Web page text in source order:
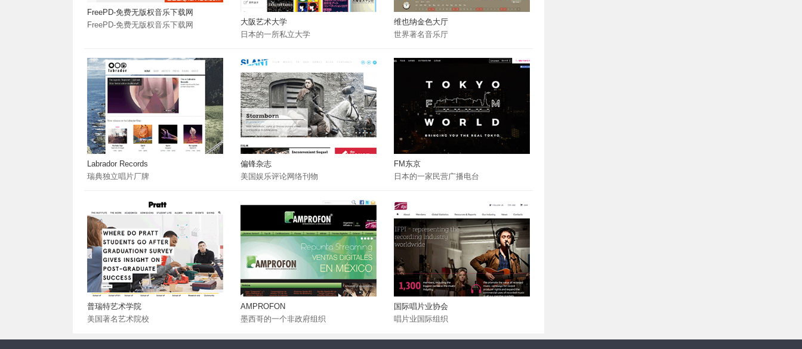
FreePD-免费无版权音乐下载网
FreePD-免费无版权音乐下载网
大阪艺术大学
日本的一所私立大学
维也纳金色大厅
世界著名音乐厅
Labrador Records
瑞典独立唱片厂牌
偏锋杂志
美国娱乐评论网络刊物
FM东京
日本的一家民营广播电台
普瑞特艺术学院
美国著名艺术院校
AMPROFON
墨西哥的一个非政府组织
国际唱片业协会
唱片业国际组织